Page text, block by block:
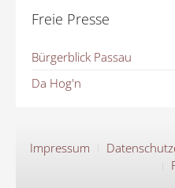
Freie Presse
Bürgerblick Passau
Da Hog'n
Impressum